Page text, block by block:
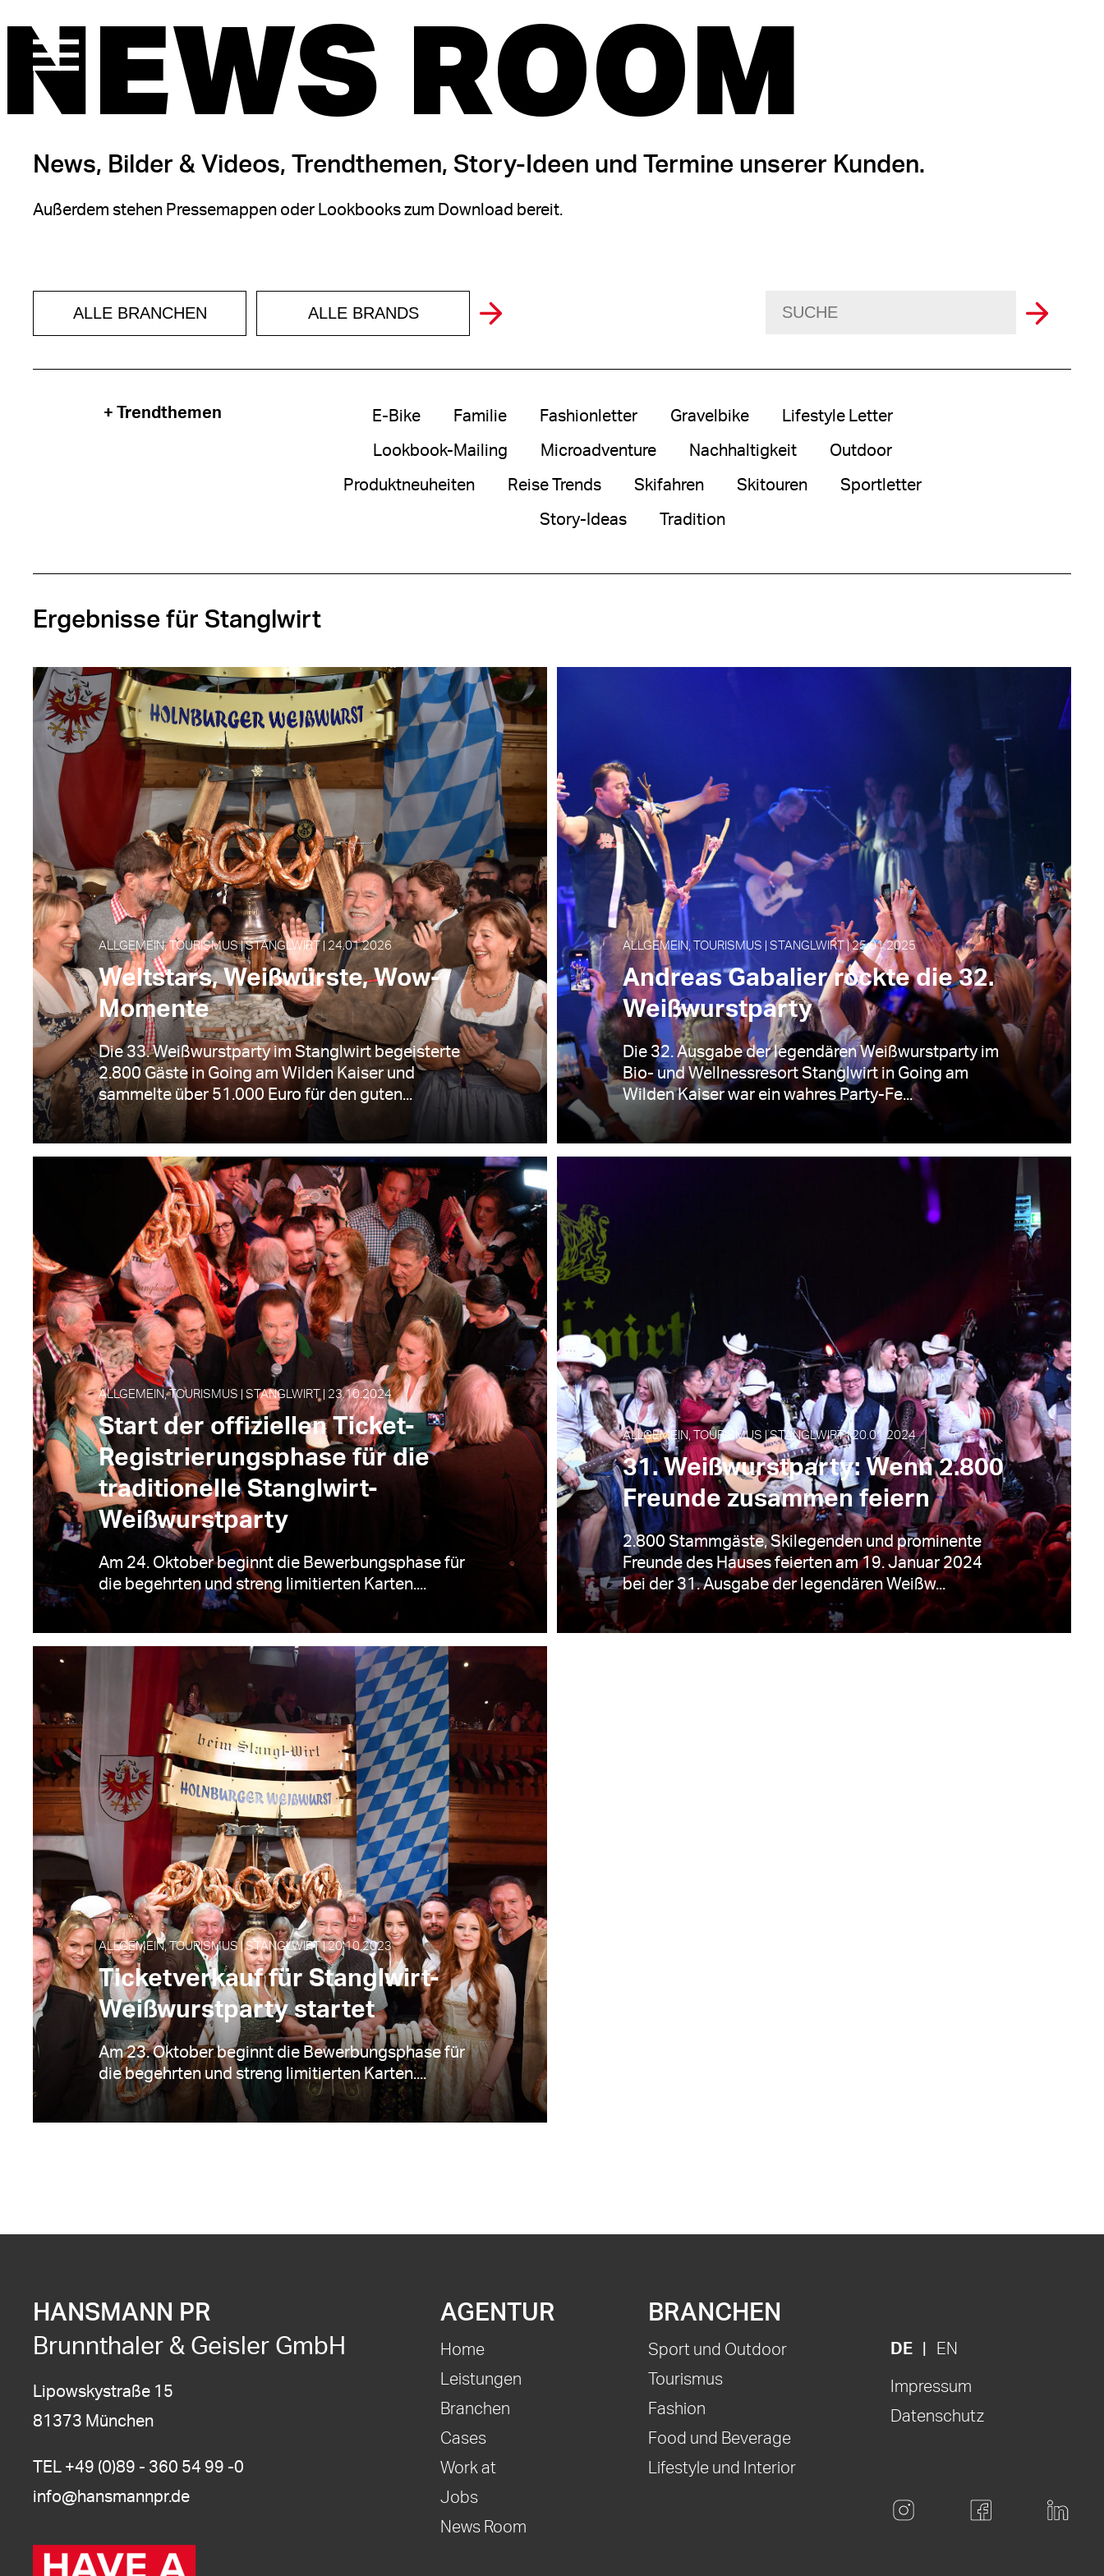
NEWS ROOM
News, Bilder & Videos, Trendthemen, Story-Ideen und Termine unserer Kunden.
Außerdem stehen Pressemappen oder Lookbooks zum Download bereit.
ALLE BRANCHEN ALLE BRANDS
+ Trendthemen E-Bike Familie Fashionletter Gravelbike Lifestyle Letter
Lookbook-Mailing Microadventure Nachhaltigkeit Outdoor
Produktneuheiten Reise Trends Skifahren Skitouren Sportletter
Story-Ideas Tradition
Ergebnisse für Stanglwirt
ALLGEMEIN, TOURISMUS | STANGLWIRT | 24.01.2026
Weltstars, Weißwürste, Wow-
Momente
Die 33. Weißwurstparty im Stanglwirt begeisterte
2.800 Gäste in Going am Wilden Kaiser und
sammelte über 51.000 Euro für den guten...
ALLGEMEIN, TOURISMUS | STANGLWIRT | 25.01.2025
Andreas Gabalier rockte die 32.
Weißwurstparty
Die 32. Ausgabe der legendären Weißwurstparty im
Bio- und Wellnessresort Stanglwirt in Going am
Wilden Kaiser war ein wahres Party-Fe...
ALLGEMEIN, TOURISMUS | STANGLWIRT | 23.10.2024
Start der offiziellen Ticket-
Registrierungsphase für die
traditionelle Stanglwirt-
Weißwurstparty
Am 24. Oktober beginnt die Bewerbungsphase für
die begehrten und streng limitierten Karten....
ALLGEMEIN, TOURISMUS | STANGLWIRT | 20.01.2024
31. Weißwurstparty: Wenn 2.800
Freunde zusammen feiern
2.800 Stammgäste, Skilegenden und prominente
Freunde des Hauses feierten am 19. Januar 2024
bei der 31. Ausgabe der legendären Weißw...
ALLGEMEIN, TOURISMUS | STANGLWIRT | 20.10.2023
Ticketverkauf für Stanglwirt-
Weißwurstparty startet
Am 23. Oktober beginnt die Bewerbungsphase für
die begehrten und streng limitierten Karten....
HANSMANN PR
Brunnthaler & Geisler GmbH
Lipowskystraße 15
81373 München
TEL +49 (0)89 - 360 54 99 -0
info@hansmannpr.de
AGENTUR
Home
Leistungen
Branchen
Cases
Work at
Jobs
News Room
BRANCHEN
Sport und Outdoor
Tourismus
Fashion
Food und Beverage
Lifestyle und Interior
DE EN
Impressum
Datenschutz